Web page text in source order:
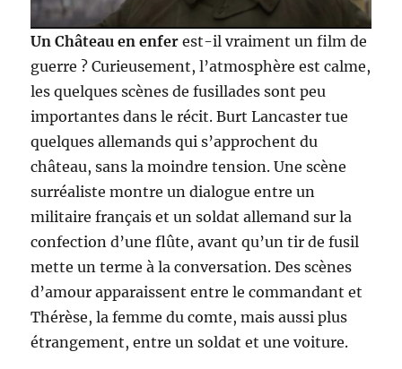
Un Château en enfer est-il vraiment un film de
guerre ? Curieusement, l’atmosphère est calme,
les quelques scènes de fusillades sont peu
importantes dans le récit. Burt Lancaster tue
quelques allemands qui s’approchent du
château, sans la moindre tension. Une scène
surréaliste montre un dialogue entre un
militaire français et un soldat allemand sur la
confection d’une flûte, avant qu’un tir de fusil
mette un terme à la conversation. Des scènes
d’amour apparaissent entre le commandant et
Thérèse, la femme du comte, mais aussi plus
étrangement, entre un soldat et une voiture.